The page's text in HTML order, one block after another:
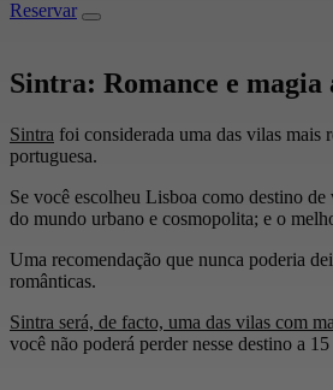
Reservar
Sintra: Romance e magia
Sintra foi considerada uma das vilas mais
portuguesa.
Se você escolheu Lisboa como destino
do mundo urbano e cosmopolita; e o
Uma recomendação que nunca poderia
românticas.
Sintra será, de facto, uma das vilas com
você não poderá perder nesse destino a